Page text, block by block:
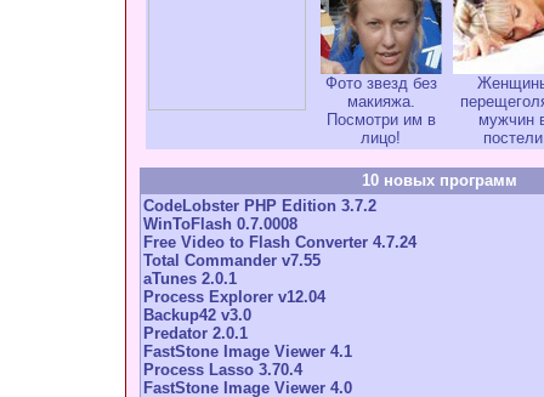
Фото звезд без
макияжа.
Посмотри им в
лицо!
мужчин
постели
10 новых программ
CodeLobster PHP Edition 3.7.2
WinToFlash 0.7.0008
Free Video to Flash Converter 4.7.24
Total Commander v7.55
aTunes 2.0.1
Process Explorer v12.04
Backup42 v3.0
Predator 2.0.1
FastStone Image Viewer 4.1
Process Lasso 3.70.4
FastStone Image Viewer 4.0